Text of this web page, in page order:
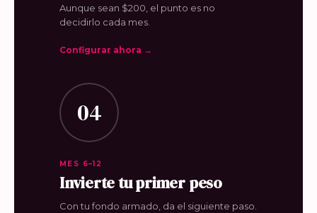
Aunque sean $200, el punto es no
decidirlo cada mes.
Configurar ahora →
04
MES 6–12
Invierte tu primer peso
Con tu fondo armado, da el siguiente paso.